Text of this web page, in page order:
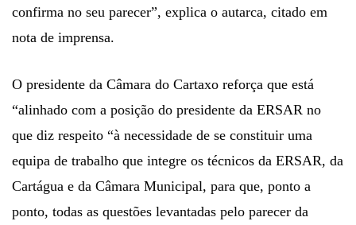
confirma no seu parecer”, explica o autarca, citado em
nota de imprensa.
O presidente da Câmara do Cartaxo reforça que está
“alinhado com a posição do presidente da ERSAR no
que diz respeito “à necessidade de se constituir uma
equipa de trabalho que integre os técnicos da ERSAR, da
Cartágua e da Câmara Municipal, para que, ponto a
ponto, todas as questões levantadas pelo parecer da